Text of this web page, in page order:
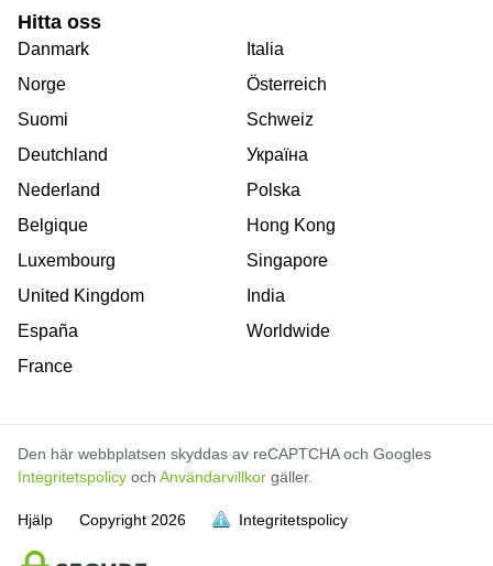
är full
är full
är full
är full
är full
är full
är full
är full
är full
är full
Hitta oss
Danmark
Norge
Suomi
Deutchland
Nederland
Belgique
Luxembourg
United Kingdom
España
France
Italia
Österreich
Schweiz
Україна
Polska
Hong Kong
Singapore
India
Worldwide
Den här webbplatsen skyddas av reCAPTCHA och Googles
Integritetspolicy och Användarvillkor gäller.
Hjälp Copyright 2026 Integritetspolicy